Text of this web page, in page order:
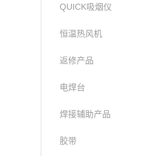
QUICK吸烟仪
恒温热风机
返修产品
电焊台
焊接辅助产品
胶带